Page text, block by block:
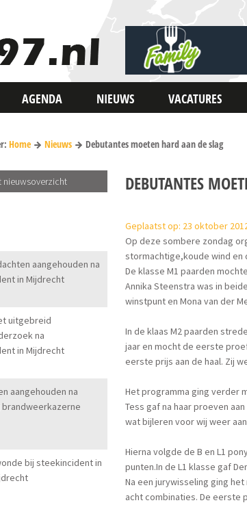
AGENDA NIEUWS VACATURES
Home Nieuws Debutantes moeten hard aan de slag
nieuwsoverzicht
aangehouden na
in Mijdrecht
uitgebreid
na
in Mijdrecht
aangehouden na
brandweerkazerne
bij steekincident in
DEBUTANTES
Geplaatst op: 23 oktober
Op deze sombere zondag
stormachtige,koude wind en
De klasse M1 paarden
Annika Steenstra was in
winstpunt en Mona van der
In de klaas M2 paarden
jaar en mocht de eerste
eerste prijs aan de haal. Zij
Het programma ging verder
Tess gaf na haar proeven
wat bijleren voor wij weer
Hierna volgde de B en L1
punten.In de L1 klasse gaf
Na een jurywisseling ging
acht combinaties. De eerste